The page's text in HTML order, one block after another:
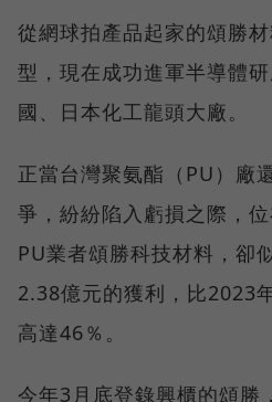
從網球拍產品起家的頌勝
型，現在成功進軍半導體
國、日本化工龍頭大廠。
正當台灣聚氨酯（PU）廠
爭，紛紛陷入虧損之際，
PU業者頌勝科技材料，卻
2.38億元的獲利，比2023
高達46％。
今年3月底登錄興櫃的頌勝